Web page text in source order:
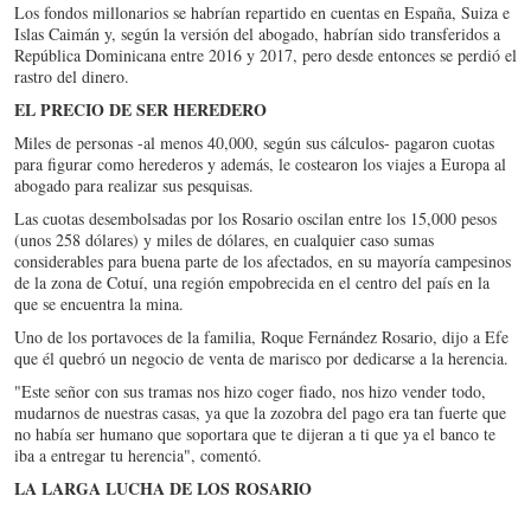
Los fondos millonarios se habrían repartido en cuentas en España, Suiza e
Islas Caimán y, según la versión del abogado, habrían sido transferidos a
República Dominicana entre 2016 y 2017, pero desde entonces se perdió el
rastro del dinero.
EL PRECIO DE SER HEREDERO
Miles de personas -al menos 40,000, según sus cálculos- pagaron cuotas
para figurar como herederos y además, le costearon los viajes a Europa al
abogado para realizar sus pesquisas.
Las cuotas desembolsadas por los Rosario oscilan entre los 15,000 pesos
(unos 258 dólares) y miles de dólares, en cualquier caso sumas
considerables para buena parte de los afectados, en su mayoría campesinos
de la zona de Cotuí, una región empobrecida en el centro del país en la
que se encuentra la mina.
Uno de los portavoces de la familia, Roque Fernández Rosario, dijo a Efe
que él quebró un negocio de venta de marisco por dedicarse a la herencia.
"Este señor con sus tramas nos hizo coger fiado, nos hizo vender todo,
mudarnos de nuestras casas, ya que la zozobra del pago era tan fuerte que
no había ser humano que soportara que te dijeran a ti que ya el banco te
iba a entregar tu herencia", comentó.
LA LARGA LUCHA DE LOS ROSARIO